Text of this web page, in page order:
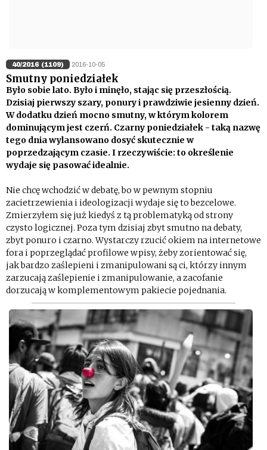
40/2016 (1109) 2016-10-05
Smutny poniedziałek
Było sobie lato. Było i minęło, stając się przeszłością.
Dzisiaj pierwszy szary, ponury i prawdziwie jesienny dzień.
W dodatku dzień mocno smutny, w którym kolorem
dominującym jest czerń. Czarny poniedziałek - taką nazwę
tego dnia wylansowano dosyć skutecznie w
poprzedzającym czasie. I rzeczywiście: to określenie
wydaje się pasować idealnie.
Nie chcę wchodzić w debatę, bo w pewnym stopniu
zacietrzewienia i ideologizacji wydaje się to bezcelowe.
Zmierzyłem się już kiedyś z tą problematyką od strony
czysto logicznej. Poza tym dzisiaj zbyt smutno na debaty,
zbyt ponuro i czarno. Wystarczy rzucić okiem na internetowe
fora i poprzeglądać profilowe wpisy, żeby zorientować się,
jak bardzo zaślepieni i zmanipulowani są ci, którzy innym
zarzucają zaślepienie i zmanipulowanie, a zacofanie
dorzucają w komplementowym pakiecie pojednania.